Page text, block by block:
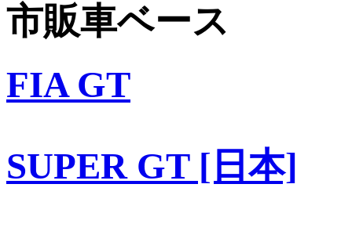
市販車ベース
FIA GT
SUPER GT [日本]